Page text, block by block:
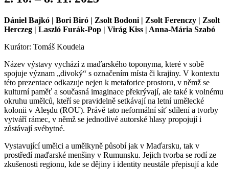
Dániel Bajkó | Bori Biró | Zsolt Bodoni | Zsolt Ferenczy | Zsolt
Herczeg | Laszló Furák-Pop | Virág Kiss | Anna-Mária Szabó
Kurátor: Tomáš Koudela
Název výstavy vychází z maďarského toponyma, které v sobě
spojuje význam „divoký“ s označením místa či krajiny. V kontextu
této prezentace odkazuje nejen k metaforice prostoru, v němž se
kulturní paměť a současná imaginace překrývají, ale také k volnému
okruhu umělců, kteří se pravidelně setkávají na letní umělecké
kolonii v Aleșdu (ROU). Právě tato neformální síť sdílení a tvorby
vytváří rámec, v němž se jednotlivé autorské hlasy propojují i
zůstávají svébytné.
Vystavující umělci a umělkyně působí jak v Maďarsku, tak v
prostředí maďarské menšiny v Rumunsku. Jejich tvorba se rodí ze
zkušenosti regionu, kde se dějiny i identity neustále přepisují a kde